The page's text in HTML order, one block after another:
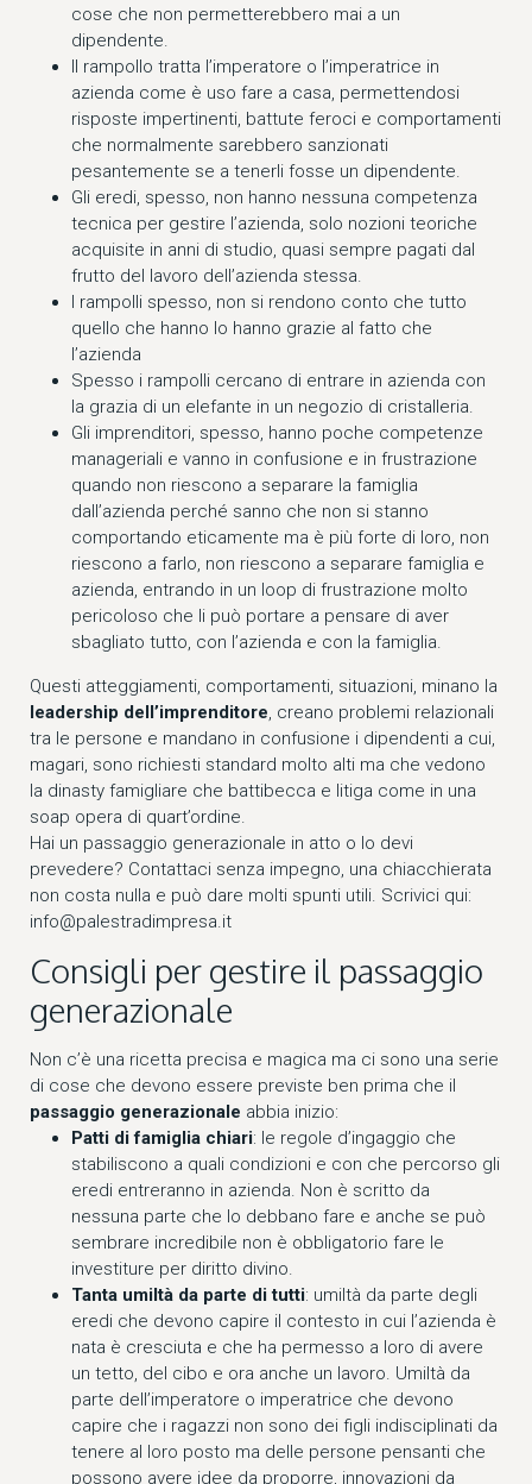
cose che non permetterebbero mai a un
dipendente.
Il rampollo tratta l’imperatore o l’imperatrice in
azienda come è uso fare a casa, permettendosi
risposte impertinenti, battute feroci e comportamenti
che normalmente sarebbero sanzionati
pesantemente se a tenerli fosse un dipendente.
Gli eredi, spesso, non hanno nessuna competenza
tecnica per gestire l’azienda, solo nozioni teoriche
acquisite in anni di studio, quasi sempre pagati dal
frutto del lavoro dell’azienda stessa.
I rampolli spesso, non si rendono conto che tutto
quello che hanno lo hanno grazie al fatto che
l’azienda
Spesso i rampolli cercano di entrare in azienda con
la grazia di un elefante in un negozio di cristalleria.
Gli imprenditori, spesso, hanno poche competenze
manageriali e vanno in confusione e in frustrazione
quando non riescono a separare la famiglia
dall’azienda perché sanno che non si stanno
comportando eticamente ma è più forte di loro, non
riescono a farlo, non riescono a separare famiglia e
azienda, entrando in un loop di frustrazione molto
pericoloso che li può portare a pensare di aver
sbagliato tutto, con l’azienda e con la famiglia.
Questi atteggiamenti, comportamenti, situazioni, minano la
leadership dell’imprenditore, creano problemi relazionali
tra le persone e mandano in confusione i dipendenti a cui,
magari, sono richiesti standard molto alti ma che vedono
la dinasty famigliare che battibecca e litiga come in una
soap opera di quart’ordine.
Hai un passaggio generazionale in atto o lo devi
prevedere? Contattaci senza impegno, una chiacchierata
non costa nulla e può dare molti spunti utili. Scrivici qui:
info@palestradimpresa.it
Consigli per gestire il passaggio
generazionale
Non c’è una ricetta precisa e magica ma ci sono una serie
di cose che devono essere previste ben prima che il
passaggio generazionale abbia inizio:
Patti di famiglia chiari: le regole d’ingaggio che
stabiliscono a quali condizioni e con che percorso gli
eredi entreranno in azienda. Non è scritto da
nessuna parte che lo debbano fare e anche se può
sembrare incredibile non è obbligatorio fare le
investiture per diritto divino.
Tanta umiltà da parte di tutti: umiltà da parte degli
eredi che devono capire il contesto in cui l’azienda è
nata è cresciuta e che ha permesso a loro di avere
un tetto, del cibo e ora anche un lavoro. Umiltà da
parte dell’imperatore o imperatrice che devono
capire che i ragazzi non sono dei figli indisciplinati da
tenere al loro posto ma delle persone pensanti che
possono avere idee da proporre, innovazioni da